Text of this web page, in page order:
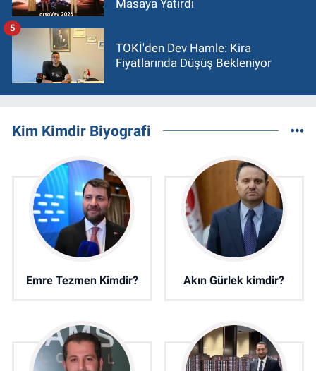
Masaya Yatırdı
TOKİ'den Dev Hamle: Kira
Fiyatlarında Düşüş Bekleniyor
5
Kim Kimdir Biyografi
Emre Tezmen Kimdir? Akın Gürlek kimdir?